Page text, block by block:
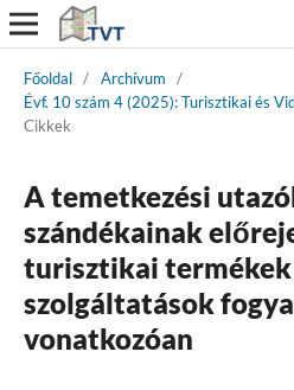
Főoldal / Archívum
/
Évf. 10 szám 4 (2025): Turisztikai és
Cikkek
A temetkezési
szándékainak
turisztikai termékek
szolgáltatások
vonatkozóan